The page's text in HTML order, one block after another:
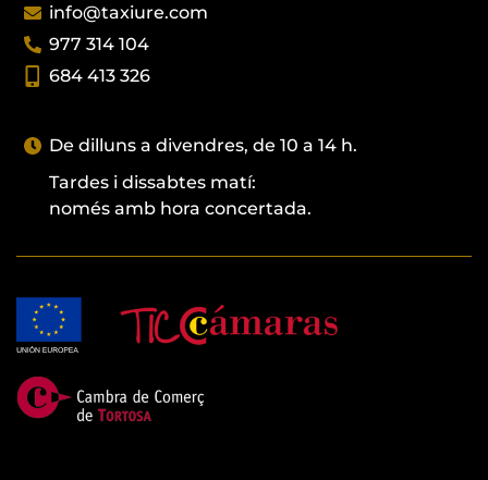
info@taxiure.com
977 314 104
684 413 326
De dilluns a divendres, de 10 a 14 h.
Tardes i dissabtes matí:
només amb hora concertada.